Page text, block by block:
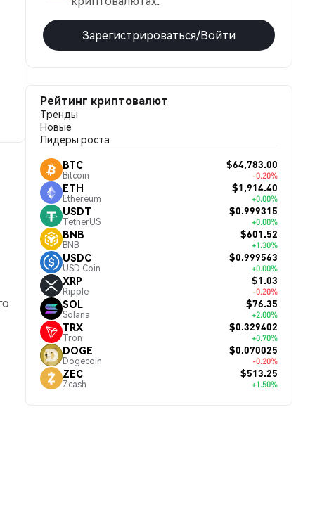
Зарегистрироваться/Войти
Рейтинг криптовалют
Тренды
Новые
Лидеры роста
BTC
Bitcoin
$64,783.00
-0.20%
ETH
Ethereum
$1,914.40
+0.00%
USDT
TetherUS
$0.999315
+0.00%
BNB
BNB
$601.52
+1.30%
USDC
USD Coin
$0.999563
+0.00%
XRP
Ripple
$1.03
-0.20%
SOL
Solana
$76.35
+2.00%
TRX
Tron
$0.329402
+0.70%
DOGE
Dogecoin
$0.070025
-0.20%
ZEC
Zcash
$513.25
+1.50%